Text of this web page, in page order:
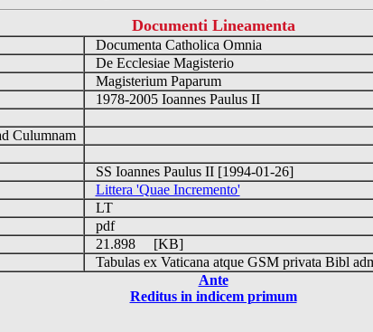
Documenti Lineamenta
Documenta Catholica Omnia
De Ecclesiae Magisterio
Magisterium Paparum
1978-2005 Ioannes Paulus II
Culumnam
SS Ioannes Paulus II [1994-01-26]
Littera 'Quae Incremento'
LT
pdf
21.898 [KB]
Tabulas ex Vaticana atque GSM privata Bibl
Ante
Reditus in indicem primum